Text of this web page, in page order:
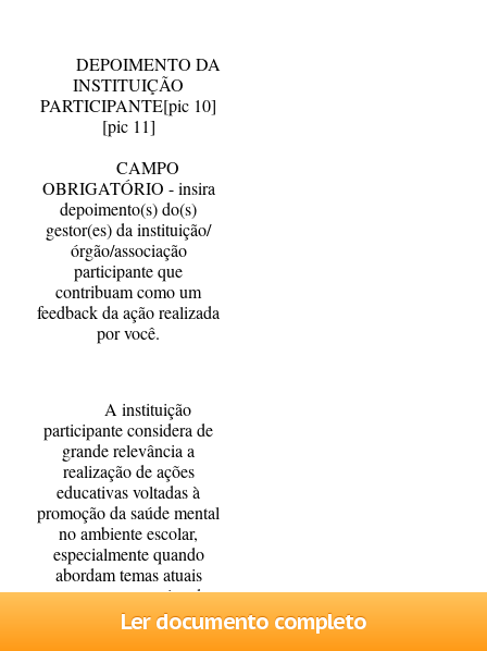
DEPOIMENTO DA
INSTITUIÇÃO
PARTICIPANTE[pic 10]
[pic 11]
CAMPO
OBRIGATÓRIO - insira
depoimento(s) do(s)
gestor(es) da instituição/
órgão/associação
participante que
contribuam como um
feedback da ação realizada
por você.
A instituição
participante considera de
grande relevância a
realização de ações
educativas voltadas à
promoção da saúde mental
no ambiente escolar,
especialmente quando
abordam temas atuais
como o uso excessivo das
redes sociais. A atividade
desenvolvida contribuiu de
Ler documento completo